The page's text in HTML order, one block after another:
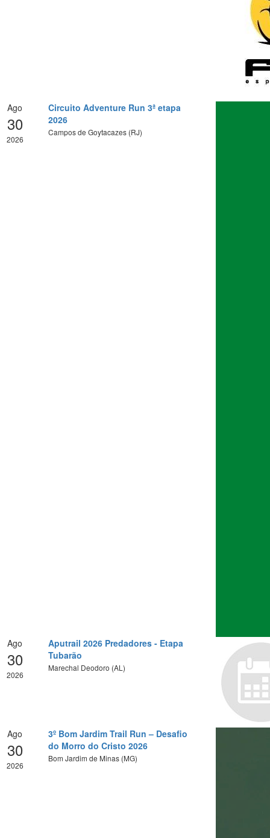
Ago
30
2026
Circuito Adventure Run 3ª etapa
2026
Campos de Goytacazes (RJ)
Ago
30
2026
Aputrail 2026 Predadores - Etapa
Tubarão
Marechal Deodoro (AL)
Ago
30
2026
3º Bom Jardim Trail Run – Desafio
do Morro do Cristo 2026
Bom Jardim de Minas (MG)